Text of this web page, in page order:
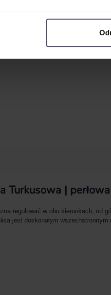
Turkusowa |
regulować w obu kierunkach, od
jest doskonałym